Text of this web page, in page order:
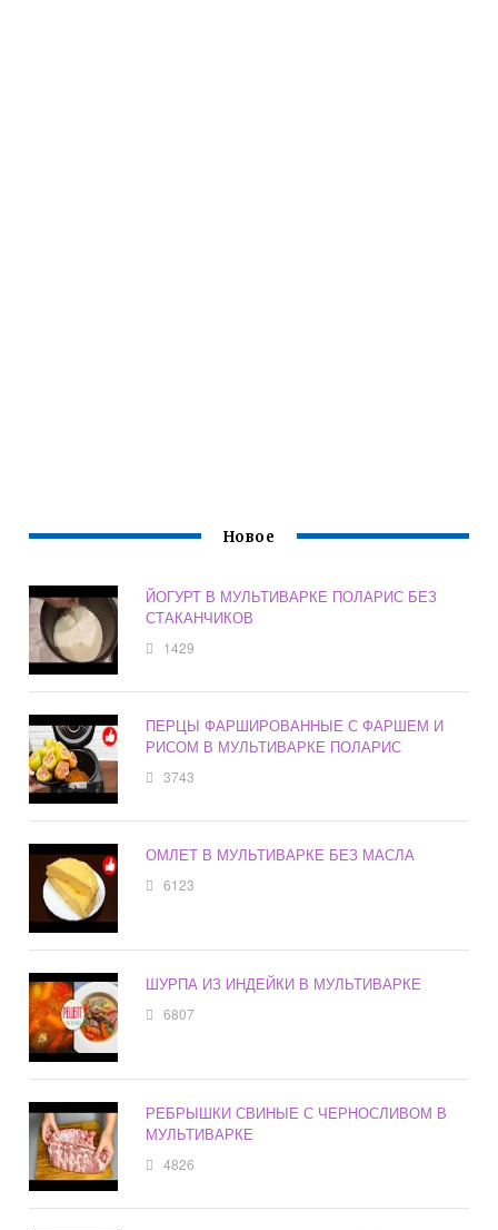
Новое
ЙОГУРТ В МУЛЬТИВАРКЕ ПОЛАРИС БЕЗ
СТАКАНЧИКОВ
1429
ПЕРЦЫ ФАРШИРОВАННЫЕ С ФАРШЕМ И
РИСОМ В МУЛЬТИВАРКЕ ПОЛАРИС
3743
ОМЛЕТ В МУЛЬТИВАРКЕ БЕЗ МАСЛА
6123
ШУРПА ИЗ ИНДЕЙКИ В МУЛЬТИВАРКЕ
6807
РЕБРЫШКИ СВИНЫЕ С ЧЕРНОСЛИВОМ В
МУЛЬТИВАРКЕ
4826